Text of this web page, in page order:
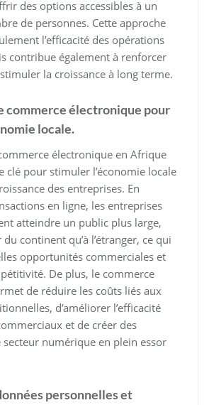
des options accessibles à un
de personnes. Cette approche
l’efficacité des opérations
contribue également à renforcer
la croissance à long terme.
commerce électronique pour
locale.
électronique en Afrique
clé pour stimuler l’économie locale
des entreprises. En
en ligne, les entreprises
atteindre un public plus large,
continent qu’à l’étranger, ce qui
opportunités commerciales et
De plus, le commerce
de réduire les coûts liés aux
d’améliorer l’efficacité
et de créer des
secteur numérique en plein essor
personnelles et